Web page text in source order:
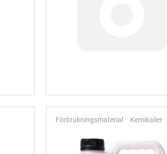
Förbrukningsmaterial Kemikalier